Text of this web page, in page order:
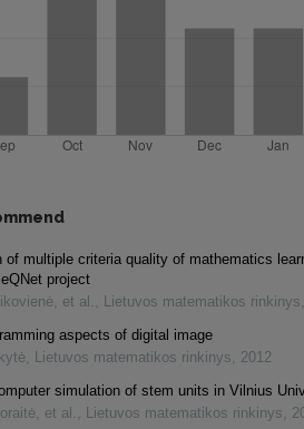
of multiple criteria quality of mathematics
project
et al., Lietuvos matematikos rinkinys,
aspects of digital image
, Lietuvos matematikos rinkinys, 2012
simulation of stem units in Vilnius
et al. , Lietuvos matematikos rinkinys,